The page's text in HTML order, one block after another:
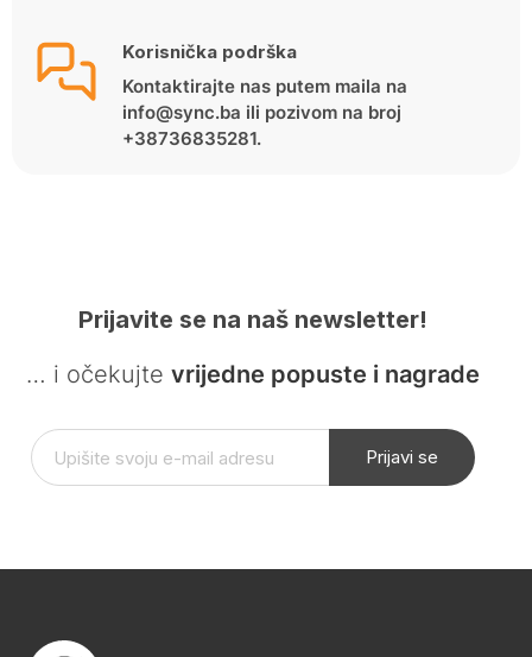
Korisnička podrška
Kontaktirajte nas putem maila na
info@sync.ba ili pozivom na broj
+38736835281.
Prijavite se na naš newsletter!
… i očekujte vrijedne popuste i nagrade
Prijavi se